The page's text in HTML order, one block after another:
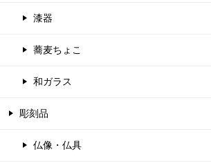
漆器
蕎麦ちょこ
和ガラス
彫刻品
仏像・仏具